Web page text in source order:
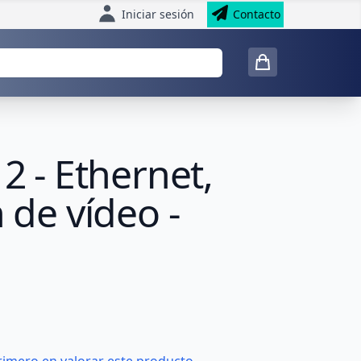
Iniciar sesión Contacto
- Ethernet,
vídeo -